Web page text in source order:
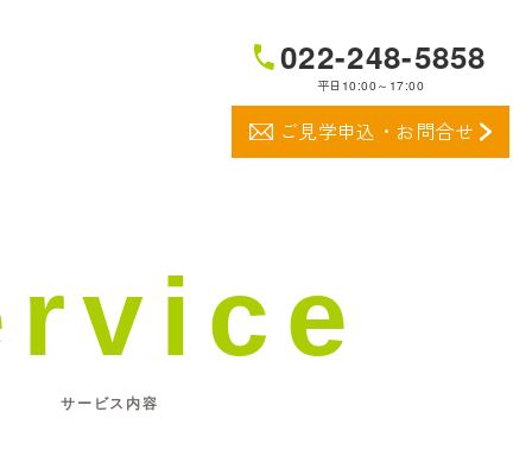
022-248-5858
平日10:00～17:00
ご見学申込・お問合せ
サービス内容